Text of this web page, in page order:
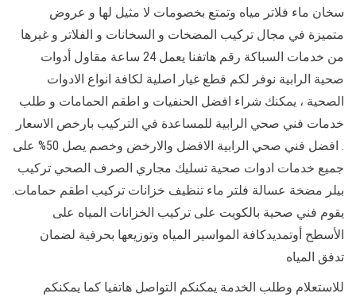
سخان ماء فلاتر مياه وتمتع بخصومات لا مثيل لها و عروض
متميزة في مجال تركيب المضخات و السخانات و الفلاتر و غيرها
من خدمات السباكة رقم هاتفنا يعمل 24 ساعة مقاول أدوات
صحية الرابية نوفر لكم قطع غيار اصلية لكافة انواع الادوات
الصحية ، يمكنك شراء افضل الحنفيات و اطقم الحمامات و طلب
خدمات فني صحي الرابية للمساعدة في التركيب بارخص الاسعار
. افضل فني صحي الرابية الافضل والارخض وخصم يصل 50% على
جميع خدمات ادوات صحية تسليك مجاري الصرف الصحي تركيب
بيلر مضخة عسالة فلتر ماء تنظيف خزانات تركيب اطقم حمامات.
يقوم فني صحية بالكويت على تركيب الخزانات المياه على
الأسطح أوتمديدكافة المواسير المياه وتوزيعها بحرفية لضمان
تدفق المياه
للاستعلام وطلب الخدمة يمكنكم التواصل هاتفيا كما يمكنكم